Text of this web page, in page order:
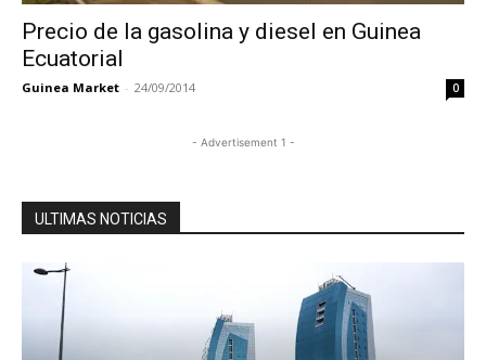
Precio de la gasolina y diesel en Guinea
Ecuatorial
Guinea Market - 24/09/2014 0
- Advertisement 1 -
ULTIMAS NOTICIAS